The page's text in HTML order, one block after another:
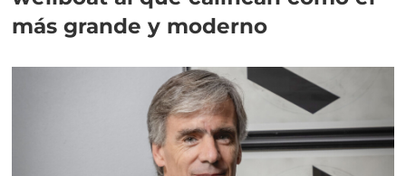
más grande y moderno